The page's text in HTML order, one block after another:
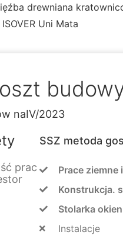
drewniana
Uni Mata
naIV/2023
prac
SSZ metoda
Prace
Konstrukcja.
Stolarka
Instalacje